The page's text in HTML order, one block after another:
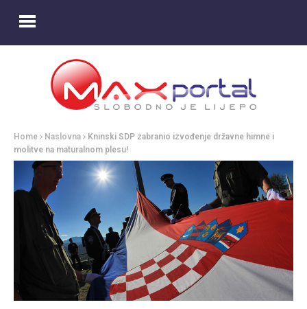
Home Naslovna
Kninski SDP zabranio izvođenje državne himne i
molitve na maturalnom plesu!